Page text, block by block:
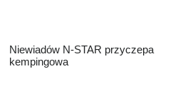
Niewiadów N-STAR przyczepa
kempingowa